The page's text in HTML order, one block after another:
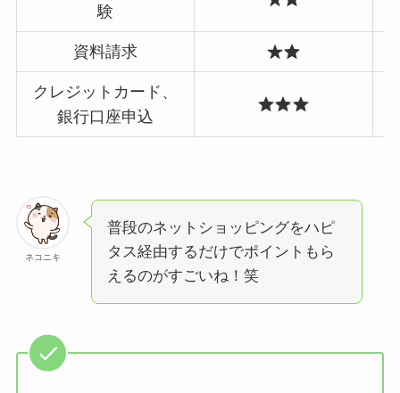
験
資料請求
クレジットカード、
銀行口座申込
ネコニキ
普段のネットショッピングをハピ
タス経由するだけでポイントもら
えるのがすごいね！笑